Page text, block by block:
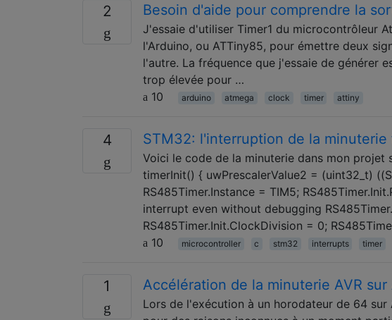
2 Besoin d'aide pour comprendre la
J'essaie d'utiliser Timer1 du microcontrôleur
l'Arduino, ou ATTiny85, pour émettre deux
l'autre. La fréquence que j'essaie de générer
trop élevée pour …
10
arduino atmega clock timer attiny
4 STM32: l'interruption de la
Voici le code de la minuterie dans mon
timerInit() { uwPrescalerValue2 = (uint32_t)
RS485Timer.Instance = TIM5;
interrupt even without debugging
RS485Timer.Init.ClockDivision = 0;
10
microcontroller c stm32 interrupts timer
1 Accélération de la minuterie AVR sur
Lors de l'exécution à un horodateur de 64